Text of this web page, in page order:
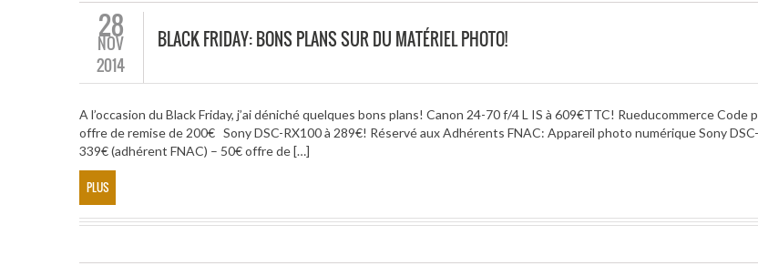
28
NOV
2014
BLACK FRIDAY: BONS PLANS SUR DU MATÉRIEL PHOTO!
A l’occasion du Black Friday, j’ai déniché quelques bons plans! Canon 24-70 f/4 L IS à 609€TTC! Rueducommerce Code
offre de remise de 200€ Sony DSC-RX100 à 289€! Réservé aux Adhérents FNAC: Appareil photo numérique Sony
339€ (adhérent FNAC) – 50€ offre de […]
PLUS